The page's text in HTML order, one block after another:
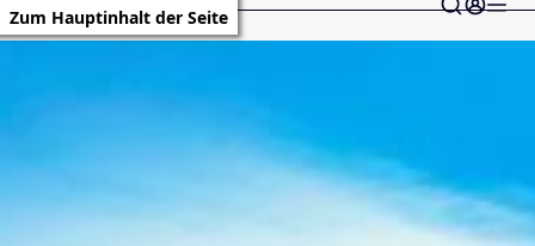
Zum Hauptinhalt der Seite